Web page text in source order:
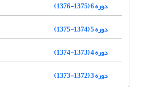
دوره 6 (1375-1376)
دوره 5 (1374-1375)
دوره 4 (1373-1374)
دوره 3 (1372-1373)